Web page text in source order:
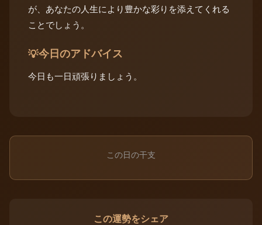
が、あなたの人生により豊かな彩りを添えてくれる
ことでしょう。
💡今日のアドバイス
今日も一日頑張りましょう。
この日の干支
この運勢をシェア